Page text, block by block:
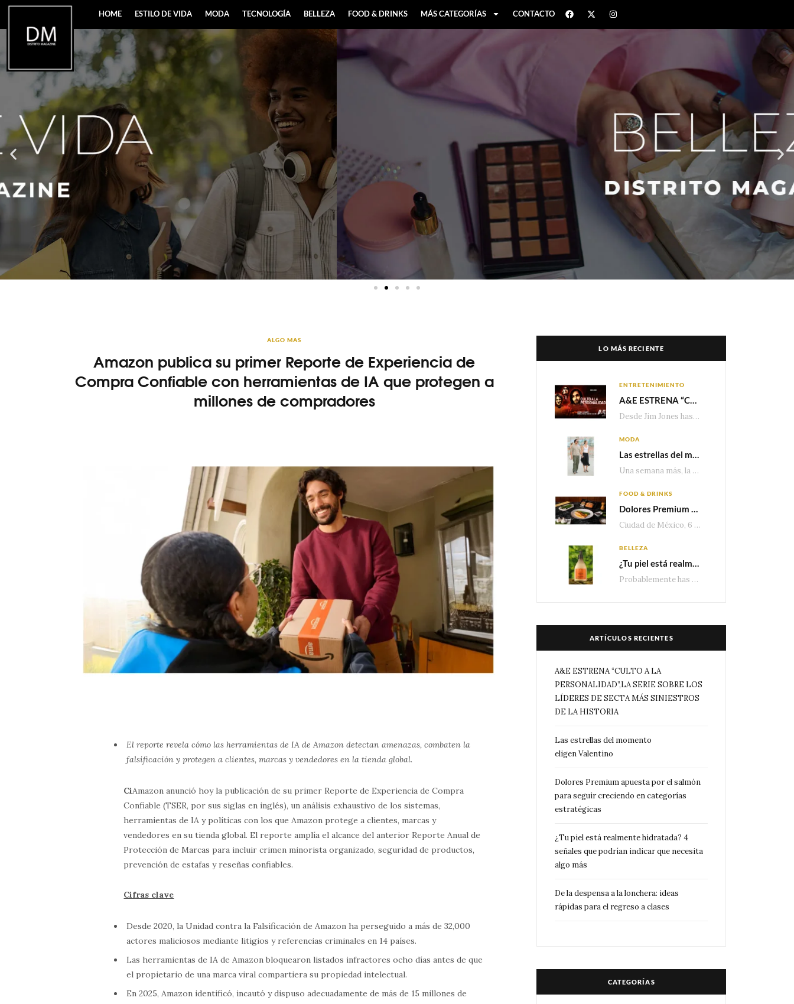
HOME ESTILO DE VIDA MODA TECNOLOGÍA BELLEZA FOOD & DRINKS MÁS CATEGORÍAS CONTACTO
ALGO MAS
Amazon publica su primer Reporte de Experiencia de
Compra Confiable con herramientas de IA que protegen a
millones de compradores
El reporte revela cómo las herramientas de IA de Amazon detectan amenazas, combaten la
falsificación y protegen a clientes, marcas y vendedores en la tienda global.
CiAmazon anunció hoy la publicación de su primer Reporte de Experiencia de Compra
Confiable (TSER, por sus siglas en inglés), un análisis exhaustivo de los sistemas,
herramientas de IA y políticas con los que Amazon protege a clientes, marcas y
vendedores en su tienda global. El reporte amplía el alcance del anterior Reporte Anual de
Protección de Marcas para incluir crimen minorista organizado, seguridad de productos,
prevención de estafas y reseñas confiables.
Cifras clave
Desde 2020, la Unidad contra la Falsificación de Amazon ha perseguido a más de 32,000
actores maliciosos mediante litigios y referencias criminales en 14 países.
Las herramientas de IA de Amazon bloquearon listados infractores ocho días antes de que
el propietario de una marca viral compartiera su propiedad intelectual.
En 2025, Amazon identificó, incautó y dispuso adecuadamente de más de 15 millones de
LO MÁS RECIENTE
ENTRETENIMIENTO
A&E ESTRENA “CULTO A LA PERSONALIDAD”,LA SERIE SOBRE LOS LÍDERES DE SECTA MÁS SINIESTROS DE LA HISTORIA
Desde Jim Jones hasta David Berg, la producción recorre en seis episodios cómo el carisma,…
MODA
Las estrellas del momento eligen Valentino
Una semana más, la belleza y la sofisticación de Valentino vuelven a tomar el escenario internacional. Desde…
FOOD & DRINKS
Dolores Premium apuesta por el salmón para seguir creciendo en categorías estratégicas
Ciudad de México, 6 de agosto de 2026.— Con una producción de 2.17 millones de…
BELLEZA
¿Tu piel está realmente hidratada? 4 señales que podrían indicar que necesita algo más
Probablemente has escuchado que el cuidado e hidratación corporal se suele asociar únicamente con una…
ARTÍCULOS RECIENTES
A&E ESTRENA “CULTO A LA
PERSONALIDAD”,LA SERIE SOBRE LOS
LÍDERES DE SECTA MÁS SINIESTROS
DE LA HISTORIA
Las estrellas del momento
eligen Valentino
Dolores Premium apuesta por el salmón
para seguir creciendo en categorías
estratégicas
¿Tu piel está realmente hidratada? 4
señales que podrían indicar que necesita
algo más
De la despensa a la lonchera: ideas
rápidas para el regreso a clases
CATEGORÍAS